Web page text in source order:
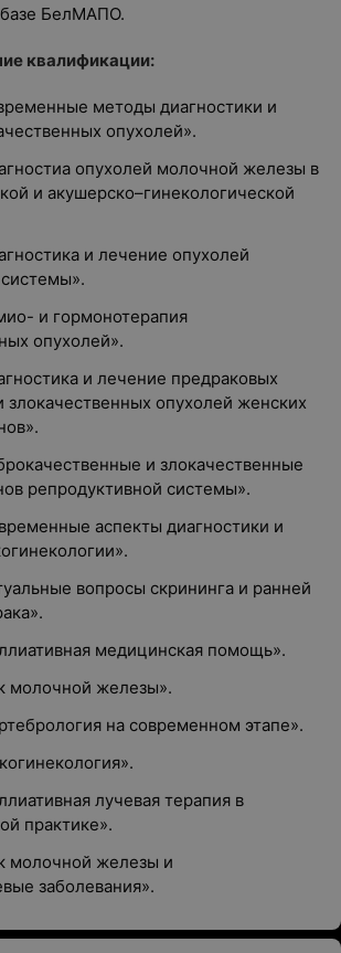
БелМАПО.
квалификации:
методы диагностики и
опухолей».
опухолей молочной железы в
и акушерско–гинекологической
и лечение опухолей
и гормонотерапия
опухолей».
и лечение предраковых
злокачественных опухолей женских
и злокачественные
репродуктивной системы».
аспекты диагностики и
вопросы скрининга и ранней
медицинская помощь».
молочной железы».
на современном этапе».
лучевая терапия в
практике».
молочной железы и
заболевания».